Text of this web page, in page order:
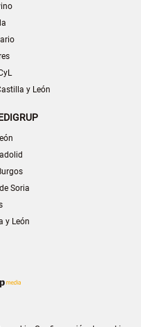
y León
Soria
y León